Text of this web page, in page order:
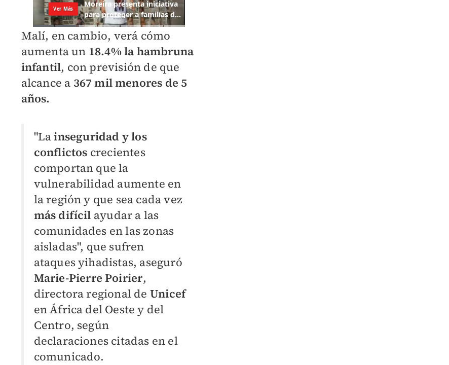
Malí, en cambio, verá cómo
aumenta un 18.4% la hambruna
infantil, con previsión de que
alcance a 367 mil menores de 5
años.
"Lainseguridad y los
conflictos crecientes
comportan que la
vulnerabilidad aumente en
la región y que sea cada vez
más difícil ayudar a las
comunidades en las zonas
aisladas", que sufren
ataques yihadistas, aseguró
Marie-Pierre Poirier,
directora regional de Unicef
en África del Oeste y del
Centro, según
declaraciones citadas en el
comunicado.